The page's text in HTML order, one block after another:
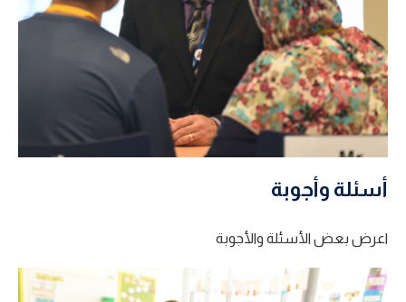
أسئلة وأجوبة
اعرض بعض الأسئلة والأجوبة